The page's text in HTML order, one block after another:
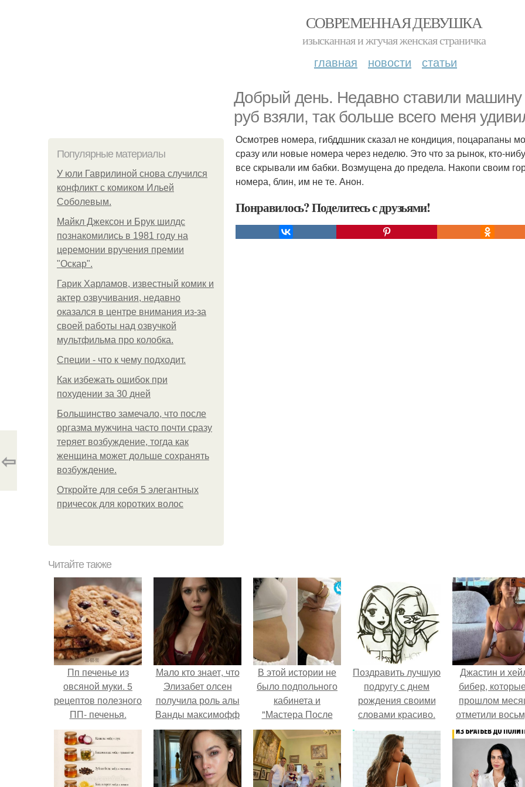
СОВРЕМЕННАЯ ДЕВУШКА
изысканная и жгучая женская страничка
главная новости статьи
Добрый день. Недавно ставили машину
руб взяли, так больше всего меня
Популярные материалы
У юли Гаврилиной снова случился
конфликт с комиком Ильей
Соболевым.
Майкл Джексон и Брук шилдс
познакомились в 1981 году на
церемонии вручения премии
"Оскар".
Гарик Харламов, известный комик и
актер озвучивания, недавно
оказался в центре внимания из-за
своей работы над озвучкой
мультфильма про колобка.
Специи - что к чему подходит.
Как избежать ошибок при
похудении за 30 дней
Большинство замечало, что после
оргазма мужчина часто почти сразу
теряет возбуждение, тогда как
женщина может дольше сохранять
возбуждение.
Откройте для себя 5 элегантных
причесок для коротких волос
Осмотрев номера, гибддшник сказал не кондиция, поцарапаны
сразу или новые номера через неделю. Это что за рынок, кто-
все скрывали им бабки. Возмущена до предела. Накопи своим
номера, блин, им не те. Анон.
Понравилось? Поделитесь с друзьями!
⇦
Читайте также
Пп печенье из
овсяной муки. 5
рецептов полезного
ПП- печенья.
Мало кто знает, что
Элизабет олсен
получила роль алы
Ванды максимофф
не сразу.
В этой истории не
было подпольного
кабинета и
"Мастера После
Двухнедельных
Курсов".
Поздравить лучшую
подругу с днем
рождения своими
словами красиво.
100 слов о лучшей
подруге
Джастин и
бибер,
прошлом
отметили
годовщину
помолвки,
новые фото
совместного